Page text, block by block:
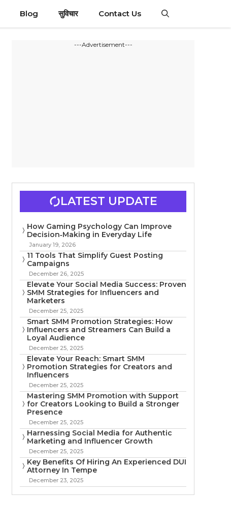
Blog सुविचार Contact Us
---Advertisement---
LATEST UPDATE
How Gaming Psychology Can Improve
Decision‑Making in Everyday Life
January 19, 2026
11 Tools That Simplify Guest Posting
Campaigns
December 26, 2025
Elevate Your Social Media Success: Proven
SMM Strategies for Influencers and
Marketers
December 25, 2025
Smart SMM Promotion Strategies: How
Influencers and Streamers Can Build a
Loyal Audience
December 25, 2025
Elevate Your Reach: Smart SMM
Promotion Strategies for Creators and
Influencers
December 25, 2025
Mastering SMM Promotion with Support
for Creators Looking to Build a Stronger
Presence
December 25, 2025
Harnessing Social Media for Authentic
Marketing and Influencer Growth
December 25, 2025
Key Benefits Of Hiring An Experienced DUI
Attorney In Tempe
December 23, 2025